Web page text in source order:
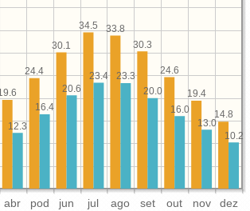
abr pod jun jul ago set out nov dez
14.8
19.4
24.6
30.3
33.8
34.5
30.1
24.4
10.2
13.0
16.0
20.0
23.3
23.4
20.6
16.4
12.3